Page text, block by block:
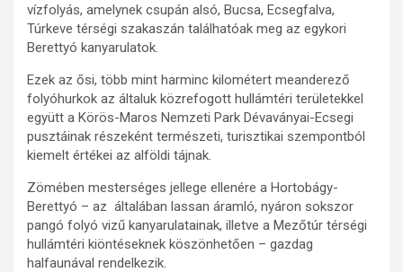
vízfolyás, amelynek csupán alsó, Bucsa, Ecsegfalva,
Túrkeve térségi szakaszán találhatóak meg az egykori
Berettyó kanyarulatok.
Ezek az ősi, több mint harminc kilométert meanderező
folyóhurkok az általuk közrefogott hullámtéri területekkel
együtt a Körös-Maros Nemzeti Park Dévaványai-Ecsegi
pusztáinak részeként természeti, turisztikai szempontból
kiemelt értékei az alföldi tájnak.
Zömében mesterséges jellege ellenére a Hortobágy-
Berettyó – az általában lassan áramló, nyáron sokszor
pangó folyó vizű kanyarulatainak, illetve a Mezőtúr térségi
hullámtéri kiöntéseknek köszönhetően – gazdag
halfaunával rendelkezik.